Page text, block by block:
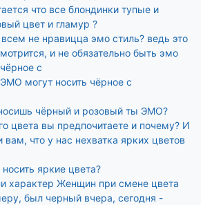
что все блондинки тупые и
цвет и гламур ?
не нравицца эмо стиль? ведь это
и не обязательно быть эмо
с
могут носить чёрное с
чёрный и розовый ты ЭМО?
цвета вы предпочитаете и почему? И
вам, что у нас нехватка ярких цветов
яркие цвета?
характер Женщин при смене цвета
был черный вчера, сегодня -